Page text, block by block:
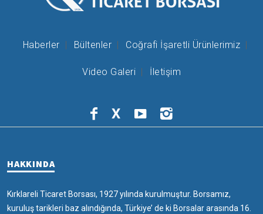
Haberler Bültenler Coğrafi İşaretli Ürünlerimiz
Video Galeri İletişim
X
HAKKINDA
Kırklareli Ticaret Borsası, 1927 yılında kurulmuştur. Borsamız,
kuruluş tarikleri baz alındığında, Türkiye’ de ki Borsalar arasında 16.